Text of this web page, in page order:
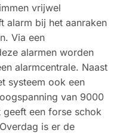
vrijwel
alarm bij het aanraken
Via een
alarmen worden
alarmcentrale. Naast
systeem ook een
van 9000
een forse schok
is er de